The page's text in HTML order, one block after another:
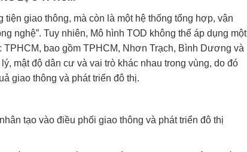
giao thông, mà còn là một hệ thống tổng hợp, vận
nghệ”. Tuy nhiên, Mô hình TOD không thể áp dụng một
bao gồm TPHCM, Nhơn Trạch, Bình Dương và
mật độ dân cư và vai trò khác nhau trong vùng, do đó
giao thông và phát triển đô thị.
tạo vào điều phối giao thông và phát triển đô thị